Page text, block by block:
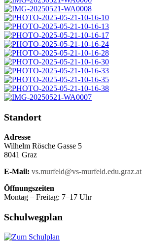
Standort
Adresse
Wilhelm Rösche Gasse 5
8041 Graz
E-Mail: vs.murfeld@vs-murfeld.edu.graz.at
Öffnungszeiten
Montag – Freitag: 7–17 Uhr
Schulwegplan